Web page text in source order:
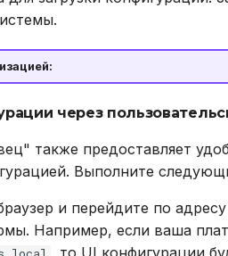
через
также предоставляет
Выполните
и перейдите по адресу
Например, если ваша